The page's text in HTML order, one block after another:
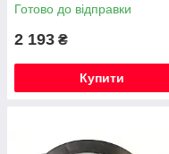
Готово до відправки
2 193 ₴
Купити